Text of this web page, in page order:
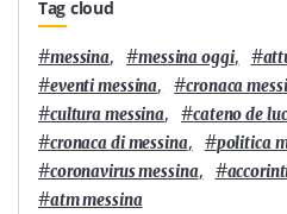
Tag cloud
#messina, #messina oggi, #
#eventi messina, #cronaca
#cultura messina, #cateno de
#cronaca di messina, #politica
#coronavirus messina, #
#atm messina